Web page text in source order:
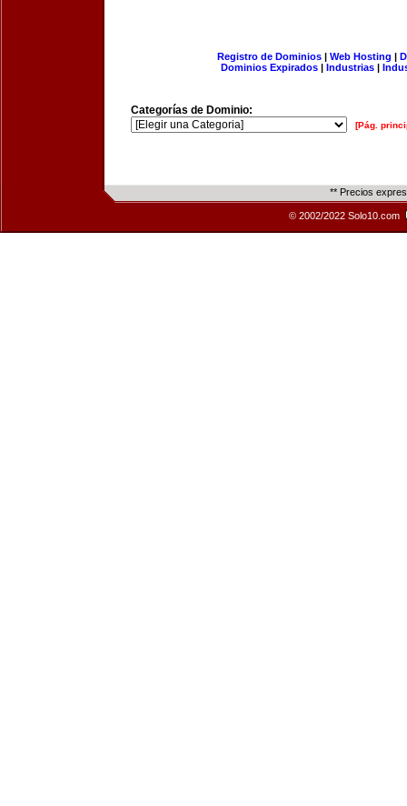
Registro de Dominios| Web Hosting |
Dominios Expirados | Industrias |
Categorías de Dominio:
[Pág.
** Precios
© 2002/2022 Solo10.com